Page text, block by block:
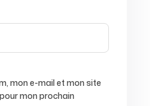
mon e-mail et mon site
mon prochain